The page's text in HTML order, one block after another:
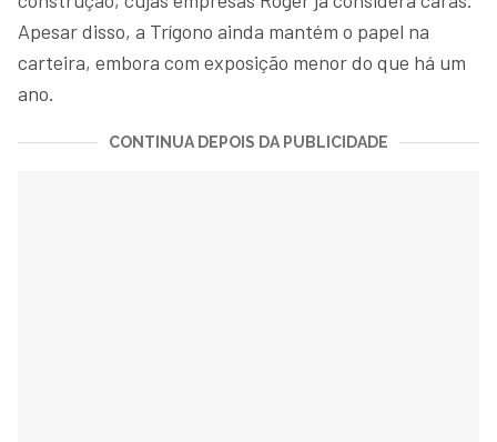
Apesar disso, a Trígono ainda mantém o papel na
carteira, embora com exposição menor do que há um
ano.
CONTINUA DEPOIS DA PUBLICIDADE